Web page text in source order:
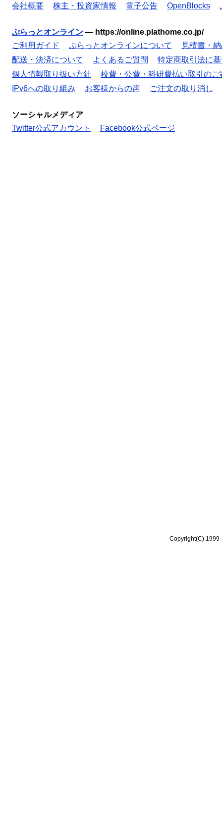
会社概要
株主・投資家情報 電子公告 OpenBlocks
ぷらっとオンライン — https://online.plathome.co.jp/
ご利用ガイド
ぷらっとオンラインについて
見積書・
配送・決済について
よくあるご質問
特定商取引法に
個人情報取り扱い方針
校費・公費・科研費払い取引のご
IPv6への取り組み
お客様からの声 ご注文の取り消し
ソーシャルメディア
Twitter公式アカウント
Facebook公式ページ
Copyright(C)